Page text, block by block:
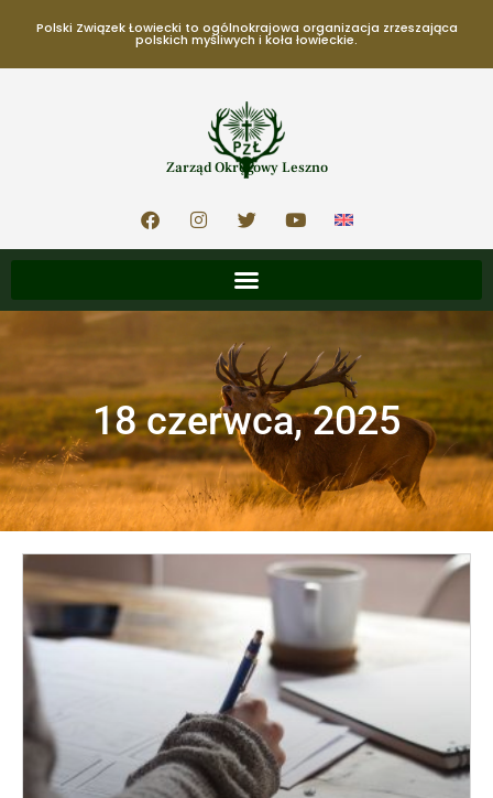
Polski Związek Łowiecki to ogólnokrajowa organizacja zrzeszająca
polskich myśliwych i koła łowieckie.
Zarząd Okręgowy Leszno
18 czerwca, 2025